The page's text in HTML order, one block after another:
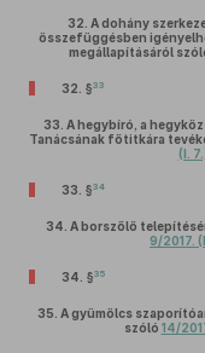
32. A dohány
összefüggésben
megállapításáról
32. §33
33. A hegybíró, a
Tanácsának főtitkára
(I.
33. §34
34. A borszőlő
9/2017.
34. §35
35. A gyümölcs
szóló 14/